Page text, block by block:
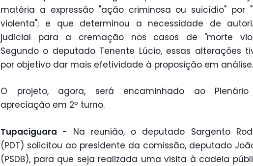
matéria a expressão "ação criminosa ou suicídio" por
violenta"; e que determinou a necessidade de
judicial para a cremação nos casos de "morte
Segundo o deputado Tenente Lúcio, essas alterações
por objetivo dar mais efetividade à proposição em análise.
O projeto, agora, será encaminhado ao
apreciação em 2º turno.
Tupaciguara - Na reunião, o deputado Sargento
(PDT) solicitou ao presidente da comissão, deputado
(PSDB), para que seja realizada uma visita à cadeia